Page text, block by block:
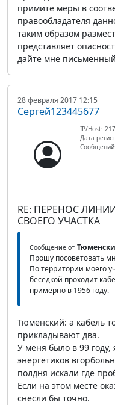
примите меры в
правообладателя
таким образом
представляет
дайте мне
28 февраля 2017 12:15
Сергей123445677
IP/Host:
Дата
RE: ПЕРЕНОС
СВОЕГО УЧАСТКА
Сообщение от
Прошу посоветовать
По территории моего
беседкой проходит
примерно в 1956 году.
Тюменский: а кабель
прикладывают два.
У меня было в 99 году,
энергетиков
полдня искали где
Если на этом месте
снесли бы точно.